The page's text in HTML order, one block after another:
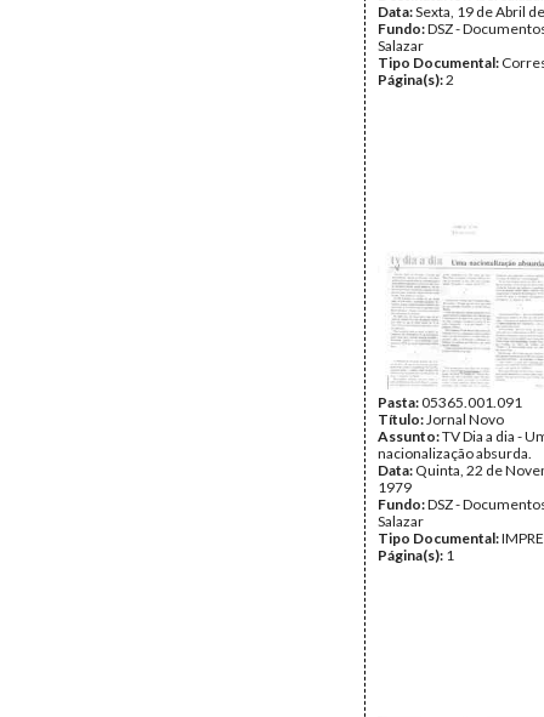
Data:Sexta, 19 de Abril
Fundo:DSZ -
Salazar
Tipo Documental:
Página(s):2
Pasta:05365.001.091
Título:Jornal Novo
Assunto:TV Dia a dia -
nacionalização absurda.
Data: Quinta, 22 de
1979
Fundo:DSZ -
Salazar
Tipo Documental:
Página(s): 1